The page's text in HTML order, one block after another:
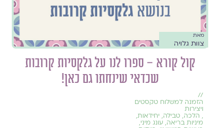
מאת
צוות גלויה
קול קורא – ספרו לנו על גלקסיות קרובות
שכדאי שינחתו גם כאן!
//
הזמנה למשלוח טקסטים
ויצירות
, הלכה, טבילה, יחידאות,
מיניות בריאה, עונג מיני,